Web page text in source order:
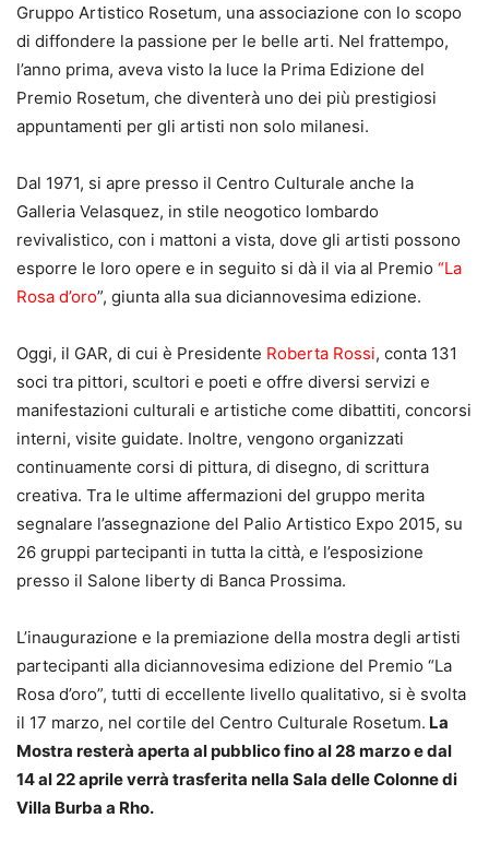
Gruppo Artistico Rosetum, una associazione con lo scopo
di diffondere la passione per le belle arti. Nel frattempo,
l’anno prima, aveva visto la luce la Prima Edizione del
Premio Rosetum, che diventerà uno dei più prestigiosi
appuntamenti per gli artisti non solo milanesi.
Dal 1971, si apre presso il Centro Culturale anche la
Galleria Velasquez, in stile neogotico lombardo
revivalistico, con i mattoni a vista, dove gli artisti possono
esporre le loro opere e in seguito si dà il via al Premio “La
Rosa d’oro”, giunta alla sua diciannovesima edizione.
Oggi, il GAR, di cui è Presidente Roberta Rossi, conta 131
soci tra pittori, scultori e poeti e offre diversi servizi e
manifestazioni culturali e artistiche come dibattiti, concorsi
interni, visite guidate. Inoltre, vengono organizzati
continuamente corsi di pittura, di disegno, di scrittura
creativa. Tra le ultime affermazioni del gruppo merita
segnalare l’assegnazione del Palio Artistico Expo 2015, su
26 gruppi partecipanti in tutta la città, e l’esposizione
presso il Salone liberty di Banca Prossima.
L’inaugurazione e la premiazione della mostra degli artisti
partecipanti alla diciannovesima edizione del Premio “La
Rosa d’oro”, tutti di eccellente livello qualitativo, si è svolta
il 17 marzo, nel cortile del Centro Culturale Rosetum. La
Mostra resterà aperta al pubblico fino al 28 marzo e dal
14 al 22 aprile verrà trasferita nella Sala delle Colonne di
Villa Burba a Rho.